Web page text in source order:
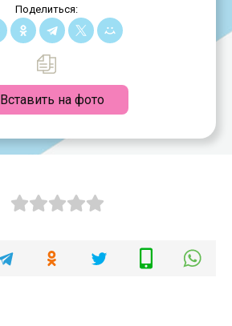
Поделиться:
Вставить на фото